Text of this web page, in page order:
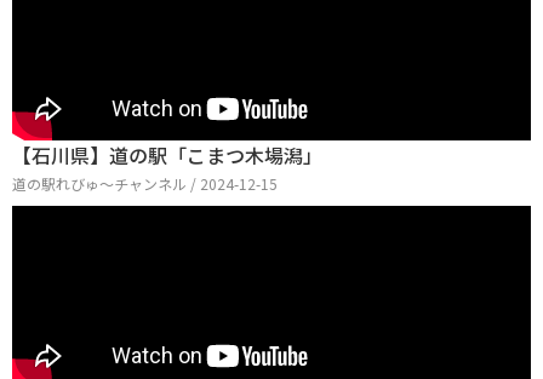
【石川県】道の駅「こまつ木場潟」
道の駅れびゅ〜チャンネル / 2024-12-15